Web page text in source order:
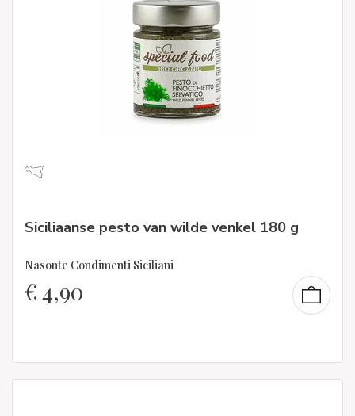
Siciliaanse pesto van wilde venkel 180 g
Nasonte Condimenti Siciliani
€4,90